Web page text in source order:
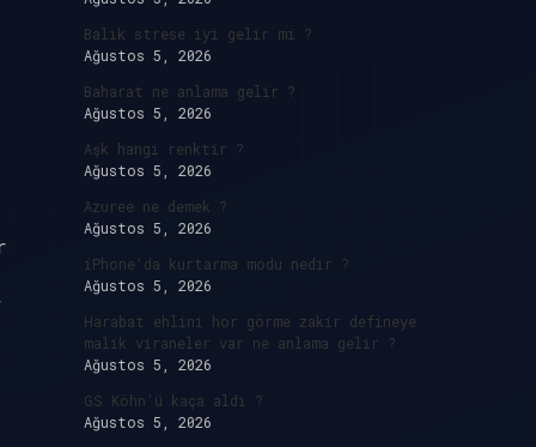
Balık strese iyi gelir mi ?
Ağustos 5, 2026
Baharat ne anlama gelir ?
Ağustos 5, 2026
Aşk hangi renktir ?
Ağustos 5, 2026
Azuree ne demek ?
Ağustos 5, 2026
iPhone’da kurtarma modu nedir ?
Ağustos 5, 2026
Harabat ehlini hor görme zakir defineye
malik viraneler var ne anlama gelir ?
Ağustos 5, 2026
GS Köhn’ü kaça aldı ?
Ağustos 5, 2026